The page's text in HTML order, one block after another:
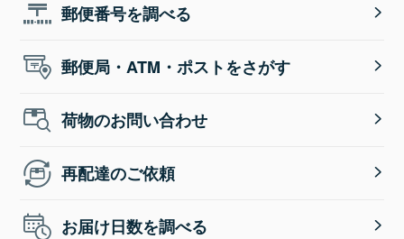
郵便番号を調べる
郵便局・ATM・ポストをさがす
荷物のお問い合わせ
再配達のご依頼
お届け日数を調べる